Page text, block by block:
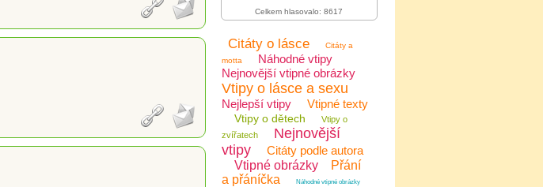
Celkem hlasovalo: 8617
Citáty o lásce
Citáty a
motta
Náhodné vtipy
Nejnovější vtipné obrázky
Vtipy o lásce a sexu
Nejlepší vtipy Vtipné texty
Vtipy o dětech
Vtipy o
zvířatech
Nejnovější
vtipy
Citáty podle autora
Vtipné obrázky
Přání
a přáníčka
Náhodné vtipné obrázky